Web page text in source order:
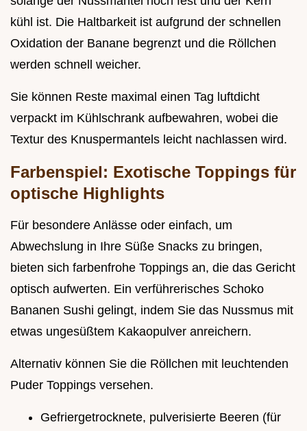
kühl ist. Die Haltbarkeit ist aufgrund der schnellen
Oxidation der Banane begrenzt und die Röllchen
werden schnell weicher.
Sie können Reste maximal einen Tag luftdicht
verpackt im Kühlschrank aufbewahren, wobei die
Textur des Knuspermantels leicht nachlassen wird.
Farbenspiel: Exotische Toppings für
optische Highlights
Für besondere Anlässe oder einfach, um
Abwechslung in Ihre Süße Snacks zu bringen,
bieten sich farbenfrohe Toppings an, die das Gericht
optisch aufwerten. Ein verführerisches Schoko
Bananen Sushi gelingt, indem Sie das Nussmus mit
etwas ungesüßtem Kakaopulver anreichern.
Alternativ können Sie die Röllchen mit leuchtenden
Puder Toppings versehen.
Gefriergetrocknete, pulverisierte Beeren (für